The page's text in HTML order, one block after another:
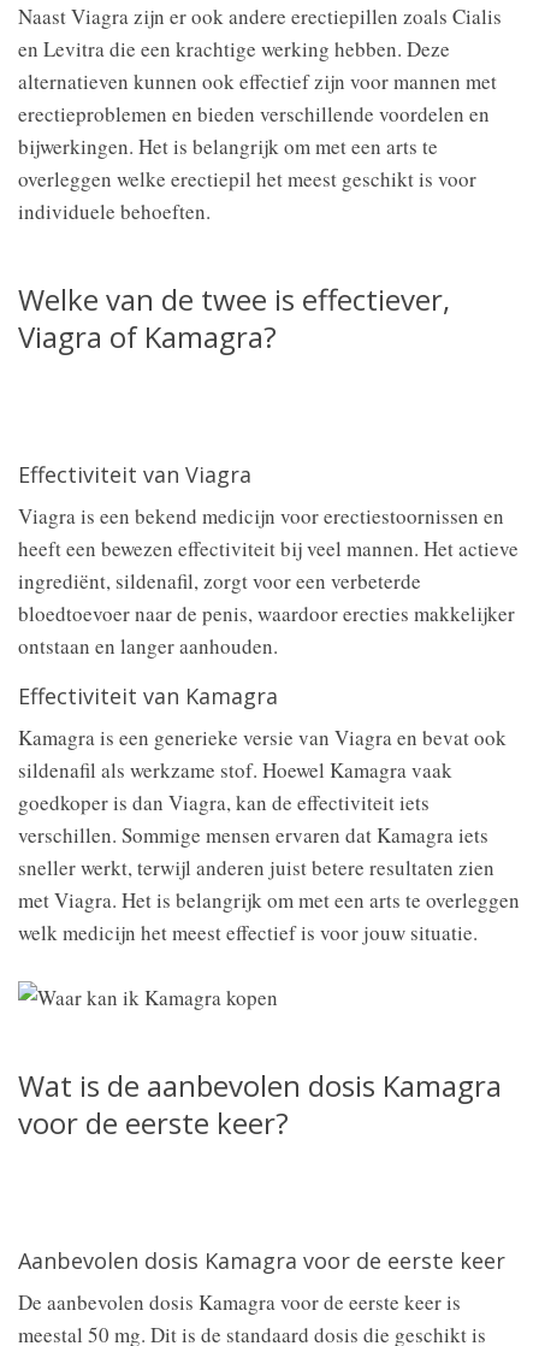
Naast Viagra zijn er ook andere erectiepillen zoals Cialis
en Levitra die een krachtige werking hebben. Deze
alternatieven kunnen ook effectief zijn voor mannen met
erectieproblemen en bieden verschillende voordelen en
bijwerkingen. Het is belangrijk om met een arts te
overleggen welke erectiepil het meest geschikt is voor
individuele behoeften.
Welke van de twee is effectiever,
Viagra of Kamagra?
Effectiviteit van Viagra
Viagra is een bekend medicijn voor erectiestoornissen en
heeft een bewezen effectiviteit bij veel mannen. Het actieve
ingrediënt, sildenafil, zorgt voor een verbeterde
bloedtoevoer naar de penis, waardoor erecties makkelijker
ontstaan en langer aanhouden.
Effectiviteit van Kamagra
Kamagra is een generieke versie van Viagra en bevat ook
sildenafil als werkzame stof. Hoewel Kamagra vaak
goedkoper is dan Viagra, kan de effectiviteit iets
verschillen. Sommige mensen ervaren dat Kamagra iets
sneller werkt, terwijl anderen juist betere resultaten zien
met Viagra. Het is belangrijk om met een arts te overleggen
welk medicijn het meest effectief is voor jouw situatie.
Wat is de aanbevolen dosis Kamagra
voor de eerste keer?
Aanbevolen dosis Kamagra voor de eerste keer
De aanbevolen dosis Kamagra voor de eerste keer is
meestal 50 mg. Dit is de standaard dosis die geschikt is